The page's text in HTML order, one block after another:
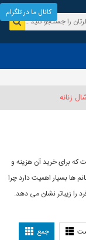
زنانه
که برای خرید آن هزینه و
ها بسیار اهمیت دارد چرا
را زیباتر نشان می دهد.
جمع
کانال ما در تلگرام